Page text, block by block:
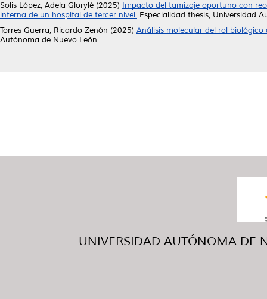
Solis López, Adela Glorylé (2025) Impacto del tamizaje oportuno con
interna de un hospital de tercer nivel. Especialidad thesis, Universidad
Torres Guerra, Ricardo Zenón (2025) Análisis molecular del rol biológico
Autónoma de Nuevo León.
UNIVERSIDAD AUTÓNOMA DE